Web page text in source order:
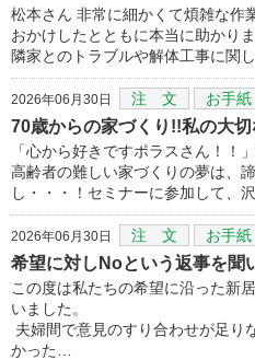
松本さん 非常に細かくて煩雑な作
おかけしたとともに本当に助かりま
隣家とのトラブルや解体工事に関
2026年06月30日 注 文 お手紙
70歳からの家づくり!!私の大
「心から好きですポラスさん！！
高齢者の難しい家づくりの夢は、
し・・・！セミナーに参加して、
2026年06月30日 注 文 お手紙
希望に対しNoという返事を聞
この度は私たちの希望に沿った新
いました。
夫婦間で意見のすり合わせが足り
かった…